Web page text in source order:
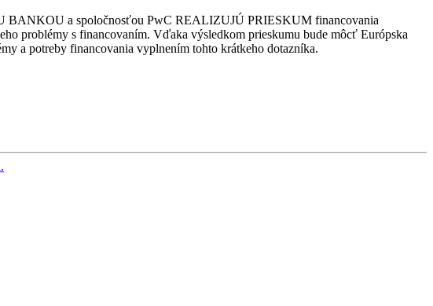
a spoločnosťou PwC REALIZUJÚ PRIESKUM financovania
problémy s financovaním. Vďaka výsledkom prieskumu bude môcť Európska
a potreby financovania vyplnením tohto krátkeho dotazníka.